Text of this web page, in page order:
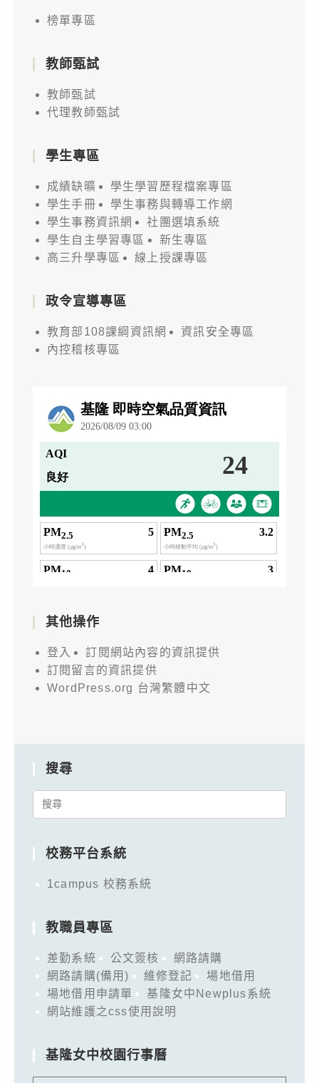
榜單專區
教師甄試
教師甄試
代理教師甄試
學生專區
成績缺曠
學生學習歷程檔案專區
學生手冊
學生事務與轉導工作網
學生事務資訊網
社團選填系統
學生自主學習專區
新生專區
高三升學專區
線上授課專區
政令宣導專區
教育部108課綱資訊網
資訊安全專區
內控稽核專區
其他操作
登入
訂閱網站內容的資訊提供
訂閱留言的資訊提供
WordPress.org 台灣繁體中文
搜尋
Search
校務平台系統
1campus 校務系統
教職員專區
差勤系統 公文簽核
網路請購
網路請購(備用)
維修登記
場地借用
場地借用申請單
基隆女中Newplus系統
網站維護之css使用說明
基隆女中校園行事曆